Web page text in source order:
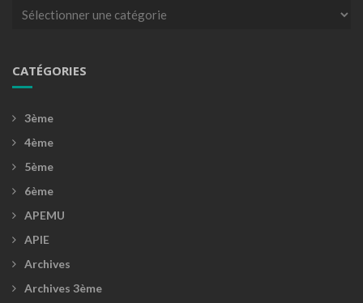
Catégories
CATÉGORIES
3ème
4ème
5ème
6ème
APEMU
APIE
Archives
Archives 3ème